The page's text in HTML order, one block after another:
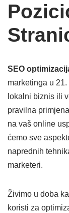
SEO
marketinga u
lokalni biznis ili
pravilna
na vaš online
ćemo sve
naprednih
marketeri.
Živimo u doba
koristi za